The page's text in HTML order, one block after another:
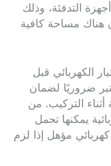
التدفئة، وذلك
هناك مساحة كافية
الكهربائي قبل
ضروريًا لضمان
التركيب. من
يمكنها تحمل
مؤهل إذا لزم